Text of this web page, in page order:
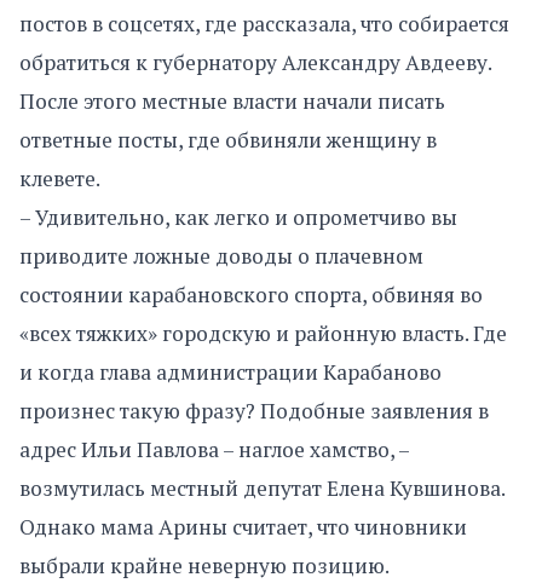
постов в соцсетях, где рассказала, что собирается
обратиться к губернатору Александру Авдееву.
После этого местные власти начали писать
ответные посты, где обвиняли женщину в
клевете.
– Удивительно, как легко и опрометчиво вы
приводите ложные доводы о плачевном
состоянии карабановского спорта, обвиняя во
«всех тяжких» городскую и районную власть. Где
и когда глава администрации Карабаново
произнес такую фразу? Подобные заявления в
адрес Ильи Павлова – наглое хамство, –
возмутилась местный депутат Елена Кувшинова.
Однако мама Арины считает, что чиновники
выбрали крайне неверную позицию.